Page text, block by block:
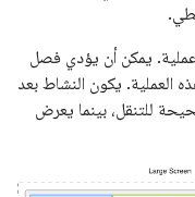
عملية. يمكن أن يؤدي فصل
العملية. يكون النشاط بعد
للتنقل، بينما يعرض